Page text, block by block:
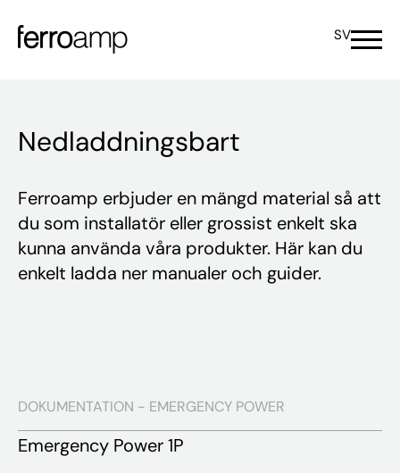
SV
Nedladdningsbart
Ferroamp erbjuder en mängd material så att
du som installatör eller grossist enkelt ska
kunna använda våra produkter. Här kan du
enkelt ladda ner manualer och guider.
DOKUMENTATION - EMERGENCY POWER
Emergency Power 1P